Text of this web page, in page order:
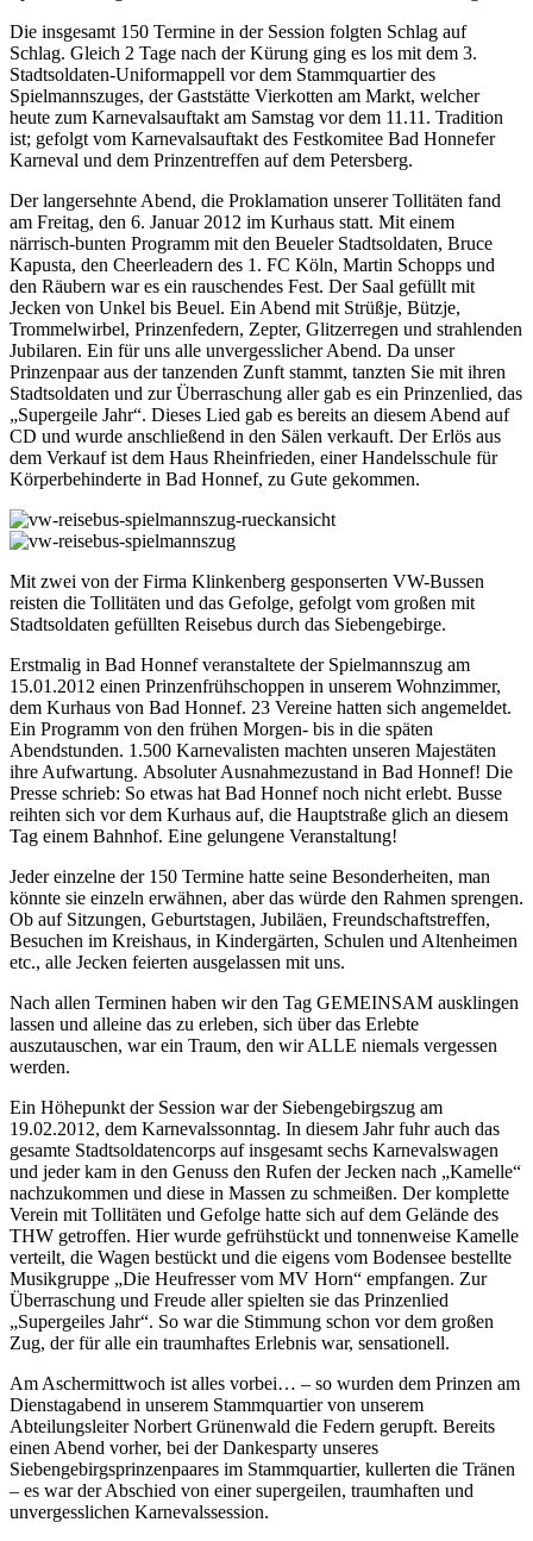
Die insgesamt 150 Termine in der Session folgten Schlag auf
Schlag. Gleich 2 Tage nach der Kürung ging es los mit dem 3.
Stadtsoldaten-Uniformappell vor dem Stammquartier des
Spielmannszuges, der Gaststätte Vierkotten am Markt, welcher
heute zum Karnevalsauftakt am Samstag vor dem 11.11. Tradition
ist; gefolgt vom Karnevalsauftakt des Festkomitee Bad Honnefer
Karneval und dem Prinzentreffen auf dem Petersberg.
Der langersehnte Abend, die Proklamation unserer Tollitäten fand
am Freitag, den 6. Januar 2012 im Kurhaus statt. Mit einem
närrisch-bunten Programm mit den Beueler Stadtsoldaten, Bruce
Kapusta, den Cheerleadern des 1. FC Köln, Martin Schopps und
den Räubern war es ein rauschendes Fest. Der Saal gefüllt mit
Jecken von Unkel bis Beuel. Ein Abend mit Strüßje, Bützje,
Trommelwirbel, Prinzenfedern, Zepter, Glitzerregen und strahlenden
Jubilaren. Ein für uns alle unvergesslicher Abend. Da unser
Prinzenpaar aus der tanzenden Zunft stammt, tanzten Sie mit ihren
Stadtsoldaten und zur Überraschung aller gab es ein Prinzenlied, das
„Supergeile Jahr“. Dieses Lied gab es bereits an diesem Abend auf
CD und wurde anschließend in den Sälen verkauft. Der Erlös aus
dem Verkauf ist dem Haus Rheinfrieden, einer Handelsschule für
Körperbehinderte in Bad Honnef, zu Gute gekommen.
Mit zwei von der Firma Klinkenberg gesponserten VW-Bussen
reisten die Tollitäten und das Gefolge, gefolgt vom großen mit
Stadtsoldaten gefüllten Reisebus durch das Siebengebirge.
Erstmalig in Bad Honnef veranstaltete der Spielmannszug am
15.01.2012 einen Prinzenfrühschoppen in unserem Wohnzimmer,
dem Kurhaus von Bad Honnef. 23 Vereine hatten sich angemeldet.
Ein Programm von den frühen Morgen- bis in die späten
Abendstunden. 1.500 Karnevalisten machten unseren Majestäten
ihre Aufwartung. Absoluter Ausnahmezustand in Bad Honnef! Die
Presse schrieb: So etwas hat Bad Honnef noch nicht erlebt. Busse
reihten sich vor dem Kurhaus auf, die Hauptstraße glich an diesem
Tag einem Bahnhof. Eine gelungene Veranstaltung!
Jeder einzelne der 150 Termine hatte seine Besonderheiten, man
könnte sie einzeln erwähnen, aber das würde den Rahmen sprengen.
Ob auf Sitzungen, Geburtstagen, Jubiläen, Freundschaftstreffen,
Besuchen im Kreishaus, in Kindergärten, Schulen und Altenheimen
etc., alle Jecken feierten ausgelassen mit uns.
Nach allen Terminen haben wir den Tag GEMEINSAM ausklingen
lassen und alleine das zu erleben, sich über das Erlebte
auszutauschen, war ein Traum, den wir ALLE niemals vergessen
werden.
Ein Höhepunkt der Session war der Siebengebirgszug am
19.02.2012, dem Karnevalssonntag. In diesem Jahr fuhr auch das
gesamte Stadtsoldatencorps auf insgesamt sechs Karnevalswagen
und jeder kam in den Genuss den Rufen der Jecken nach „Kamelle“
nachzukommen und diese in Massen zu schmeißen. Der komplette
Verein mit Tollitäten und Gefolge hatte sich auf dem Gelände des
THW getroffen. Hier wurde gefrühstückt und tonnenweise Kamelle
verteilt, die Wagen bestückt und die eigens vom Bodensee bestellte
Musikgruppe „Die Heufresser vom MV Horn“ empfangen. Zur
Überraschung und Freude aller spielten sie das Prinzenlied
„Supergeiles Jahr“. So war die Stimmung schon vor dem großen
Zug, der für alle ein traumhaftes Erlebnis war, sensationell.
Am Aschermittwoch ist alles vorbei… – so wurden dem Prinzen am
Dienstagabend in unserem Stammquartier von unserem
Abteilungsleiter Norbert Grünenwald die Federn gerupft. Bereits
einen Abend vorher, bei der Dankesparty unseres
Siebengebirgsprinzenpaares im Stammquartier, kullerten die Tränen
– es war der Abschied von einer supergeilen, traumhaften und
unvergesslichen Karnevalssession.